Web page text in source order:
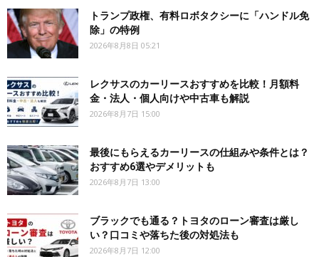
トランプ政権、有料ロボタクシーに「ハンドル免
除」の特例
2026年8月8日 05:21
レクサスのカーリースおすすめを比較！月額料
金・法人・個人向けや中古車も解説
2026年8月7日 15:00
最後にもらえるカーリースの仕組みや条件とは？
おすすめ6選やデメリットも
2026年8月7日 13:00
ブラックでも通る？トヨタのローン審査は厳し
い？口コミや落ちた後の対処法も
2026年8月7日 12:00